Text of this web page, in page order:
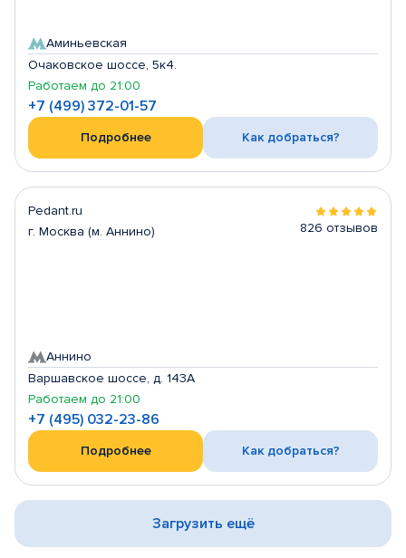
Аминьевская
Очаковское шоссе, 5к4.
Работаем до 21:00
+7 (499) 372-01-57
Подробнее Как добраться?
Pedant.ru
г. Москва (м. Аннино)
826 отзывов
Аннино
Варшавское шоссе, д. 143А
Работаем до 21:00
+7 (495) 032-23-86
Подробнее Как добраться?
Загрузить ещё